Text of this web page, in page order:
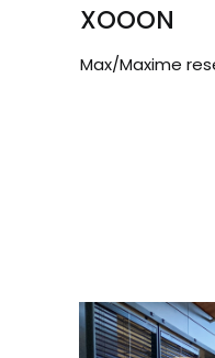
XOOON
Max/Maxime